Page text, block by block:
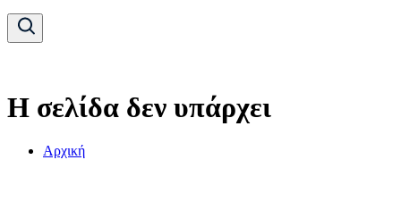
Η σελίδα δεν υπάρχει
Αρχική